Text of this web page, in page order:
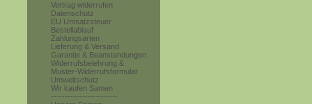
Vertrag widerrufen
Datenschutz
EU Umsatzsteuer
Bestellablauf
Zahlungsarten
Lieferung & Versand
Garantie & Beanstandungen
Widerrufsbelehrung &
Muster-Widerrufsformular
Umweltschutz
Wir kaufen Samen
------------------------